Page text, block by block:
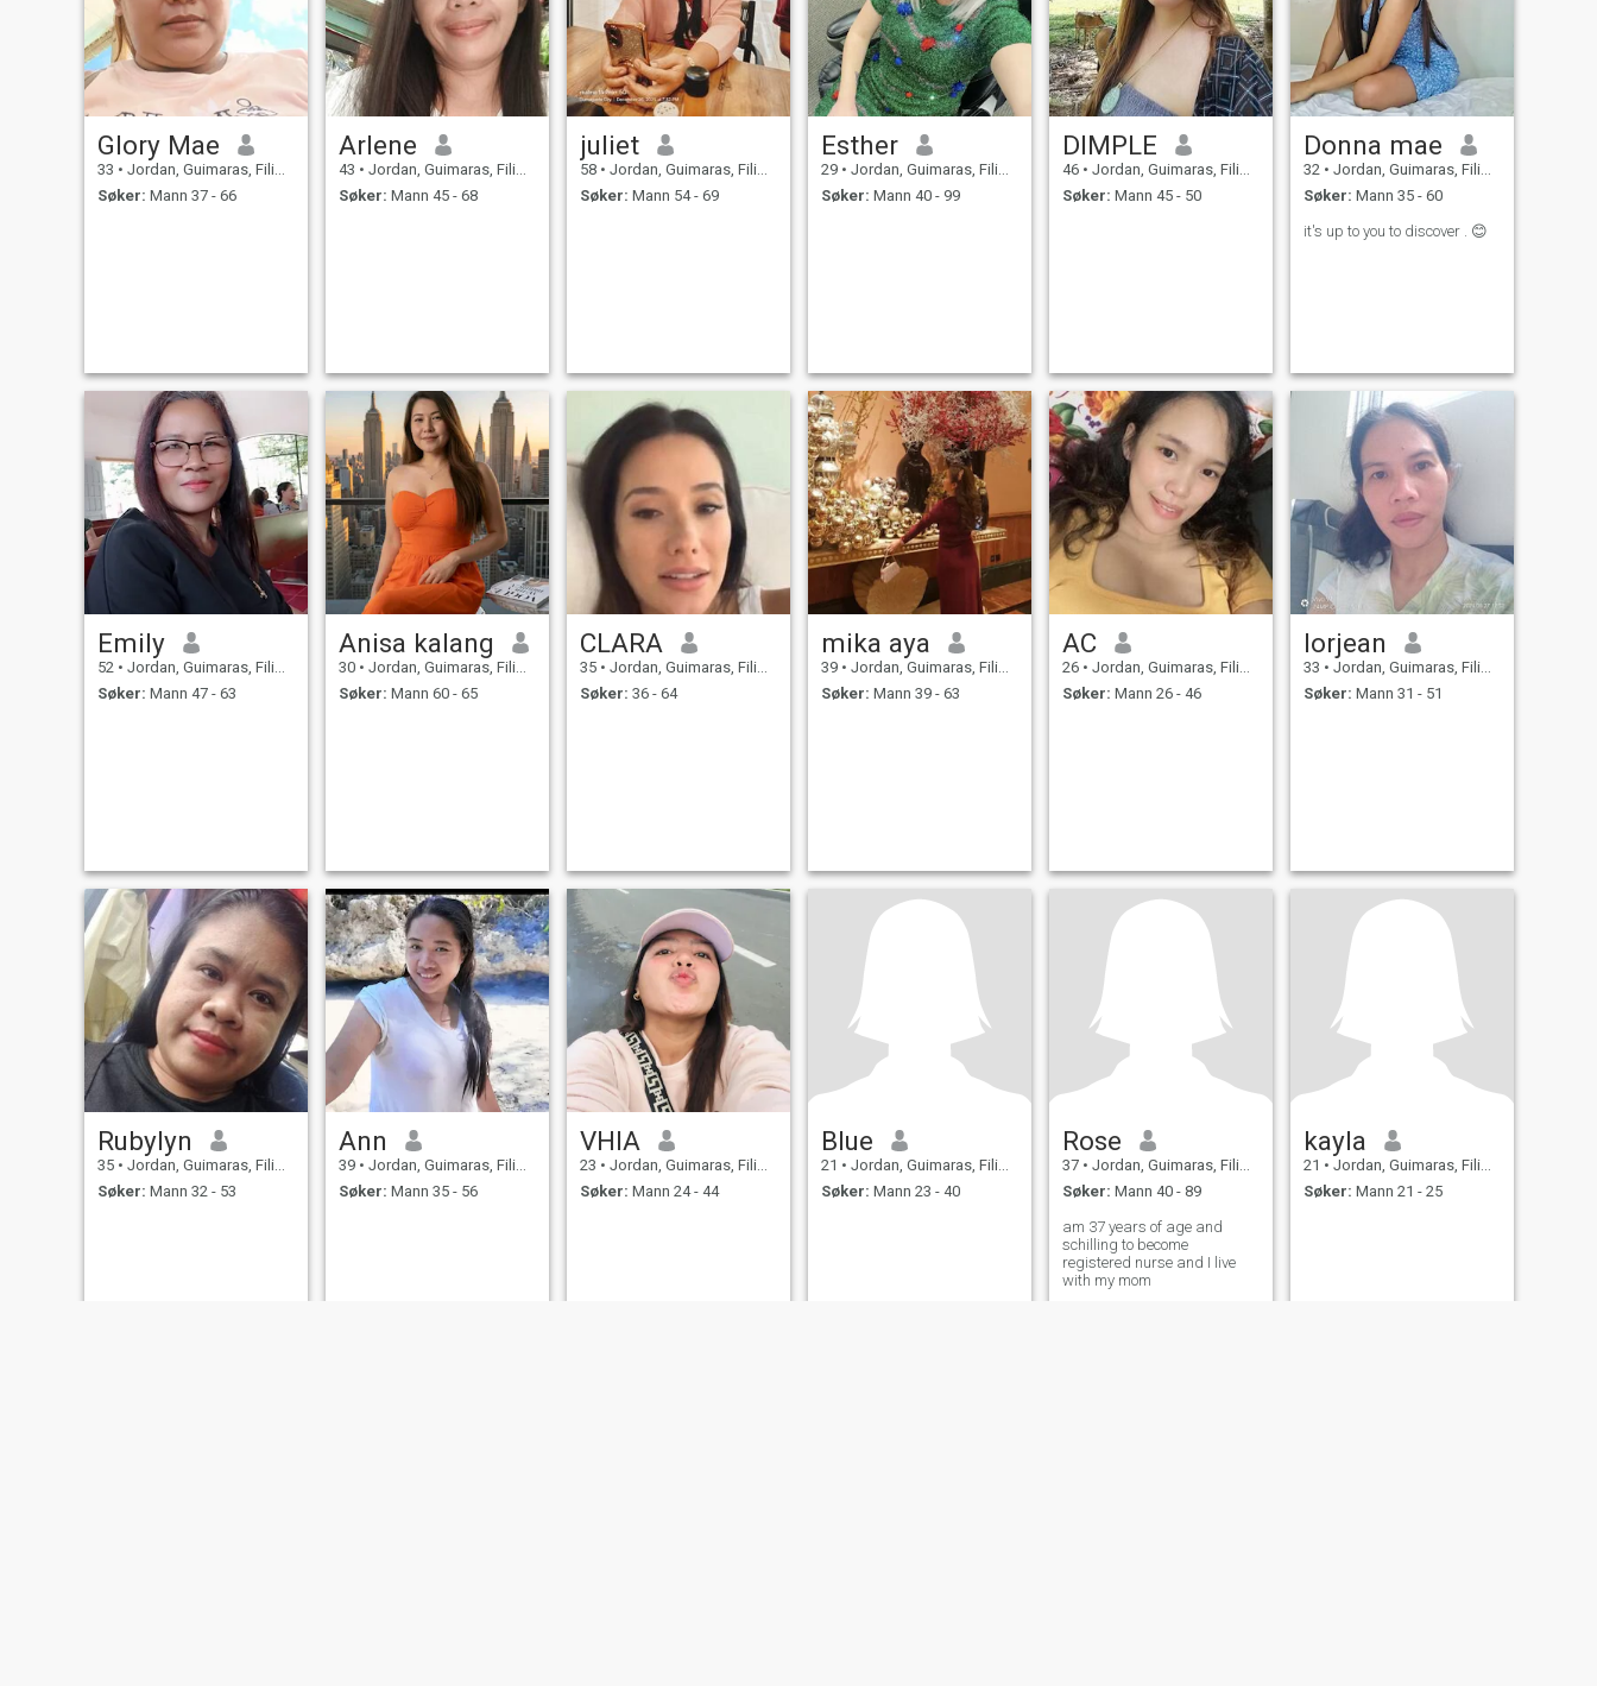
Glory Mae
33 • Jordan, Guimaras, Filippinene
Søker: Mann 37 - 66
Arlene
43 • Jordan, Guimaras, Filippinene
Søker: Mann 45 - 68
juliet
58 • Jordan, Guimaras, Filippinene
Søker: Mann 54 - 69
Esther
29 • Jordan, Guimaras, Filippinene
Søker: Mann 40 - 99
DIMPLE
46 • Jordan, Guimaras, Filippinene
Søker: Mann 45 - 50
Donna mae
32 • Jordan, Guimaras, Filippinene
Søker: Mann 35 - 60
it's up to you to discover . 😊
Emily
52 • Jordan, Guimaras, Filippinene
Søker: Mann 47 - 63
Anisa kalang
30 • Jordan, Guimaras, Filippinene
Søker: Mann 60 - 65
CLARA
35 • Jordan, Guimaras, Filippinene
Søker: 36 - 64
mika aya
39 • Jordan, Guimaras, Filippinene
Søker: Mann 39 - 63
AC
26 • Jordan, Guimaras, Filippinene
Søker: Mann 26 - 46
lorjean
33 • Jordan, Guimaras, Filippinene
Søker: Mann 31 - 51
Rubylyn
35 • Jordan, Guimaras, Filippinene
Søker: Mann 32 - 53
Ann
39 • Jordan, Guimaras, Filippinene
Søker: Mann 35 - 56
VHIA
23 • Jordan, Guimaras, Filippinene
Søker: Mann 24 - 44
Blue
21 • Jordan, Guimaras, Filippinene
Søker: Mann 23 - 40
Rose
37 • Jordan, Guimaras, Filippinene
Søker: Mann 40 - 89
am 37 years of age and
schilling to become
registered nurse and I live
with my mom
kayla
21 • Jordan, Guimaras, Filippinene
Søker: Mann 21 - 25